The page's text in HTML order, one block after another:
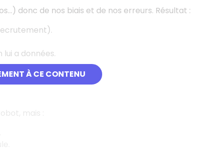
À CE CONTENU
donc de nos biais et de nos erreurs. Résultat :
a données.
mais :